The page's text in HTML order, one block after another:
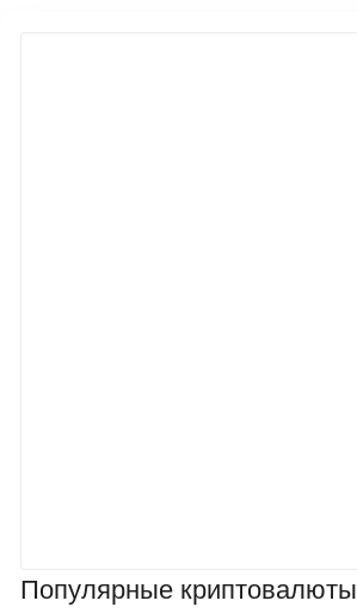
Популярные криптовалюты